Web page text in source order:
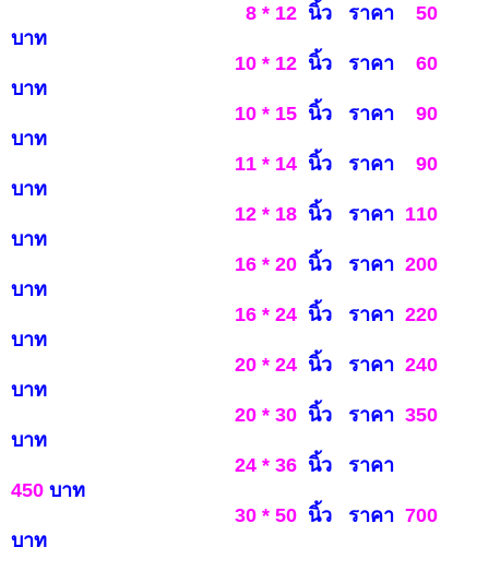
8 * 12 นิ้ว ราคา 50
บาท
10 * 12 นิ้ว ราคา 60
บาท
10 * 15 นิ้ว ราคา 90
บาท
11 * 14 นิ้ว ราคา
90
บาท
12 * 18 นิ้ว ราคา 110
บาท
16 * 20 นิ้ว ราคา 200
บาท
16 * 24 นิ้ว ราคา 220
บาท
20 * 24 นิ้ว ราคา 240
บาท
20 * 30 นิ้ว ราคา 350
บาท
24 * 36 นิ้ว ราคา
450 บาท
30 * 50 นิ้ว ราคา 700
บาท